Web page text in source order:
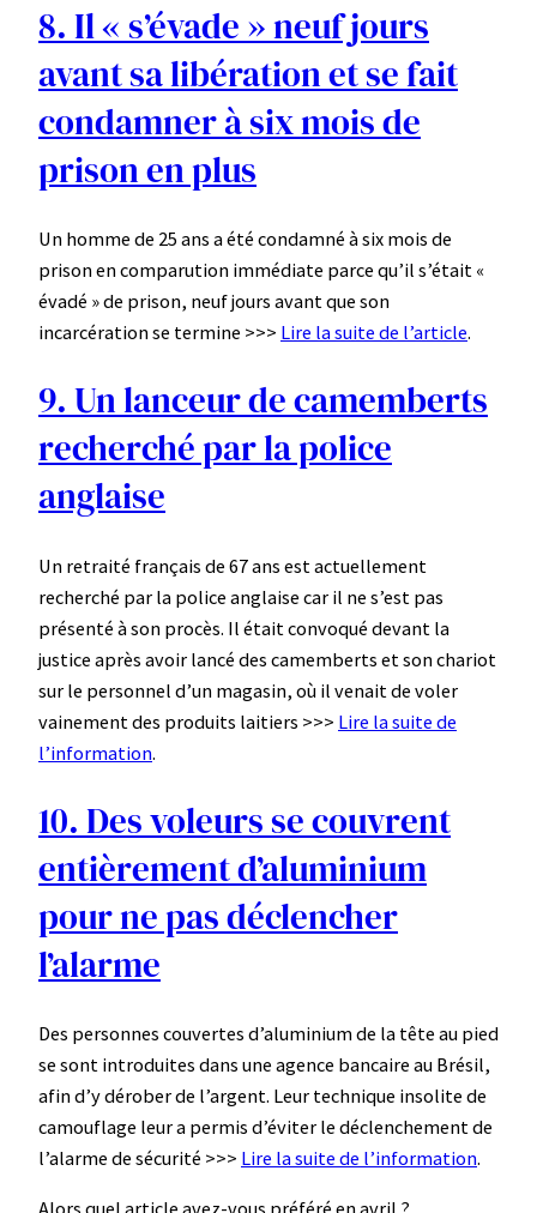
8. Il « s’évade » neuf jours
avant sa libération et se fait
condamner à six mois de
prison en plus
Un homme de 25 ans a été condamné à six mois de
prison en comparution immédiate parce qu’il s’était «
évadé » de prison, neuf jours avant que son
incarcération se termine >>> Lire la suite de l’article.
9. Un lanceur de camemberts
recherché par la police
anglaise
Un retraité français de 67 ans est actuellement
recherché par la police anglaise car il ne s’est pas
présenté à son procès. Il était convoqué devant la
justice après avoir lancé des camemberts et son chariot
sur le personnel d’un magasin, où il venait de voler
vainement des produits laitiers >>> Lire la suite de
l’information.
10. Des voleurs se couvrent
entièrement d’aluminium
pour ne pas déclencher
l’alarme
Des personnes couvertes d’aluminium de la tête au pied
se sont introduites dans une agence bancaire au Brésil,
afin d’y dérober de l’argent. Leur technique insolite de
camouflage leur a permis d’éviter le déclenchement de
l’alarme de sécurité >>> Lire la suite de l’information.